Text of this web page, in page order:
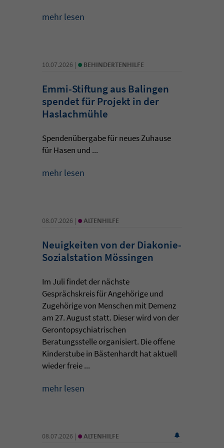
mehr lesen
10.07.2026 | • BEHINDERTENHILFE
Emmi-Stiftung aus Balingen
spendet für Projekt in der
Haslachmühle
Spendenübergabe für neues Zuhause
für Hasen und ...
mehr lesen
08.07.2026 | • ALTENHILFE
Neuigkeiten von der Diakonie-
Sozialstation Mössingen
Im Juli findet der nächste
Gesprächskreis für Angehörige und
Zugehörige von Menschen mit Demenz
am 27. August statt. Dieser wird von der
Gerontopsychiatrischen
Beratungsstelle organisiert. Die offene
Kinderstube in Bästenhardt hat aktuell
wieder freie ...
mehr lesen
08.07.2026 | • ALTENHILFE